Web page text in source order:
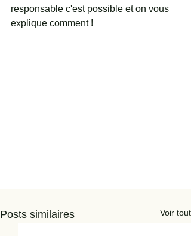
responsable c'est possible et on vous
explique comment !
Posts similaires Voir tout